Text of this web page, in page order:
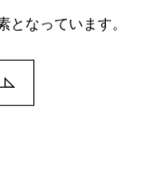
しています。日
す。これらの企
の上位に位置づ